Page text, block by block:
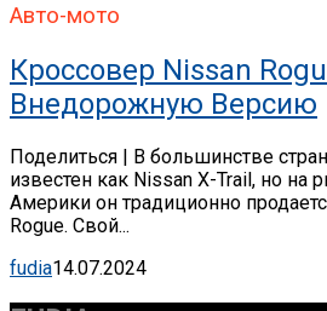
Авто-мото
Кроссовер Nissan
Внедорожную Версию
Поделиться | В большинстве
известен как Nissan X-Trail, но на
Америки он традиционно
Rogue. Свой...
fudia14.07.2024